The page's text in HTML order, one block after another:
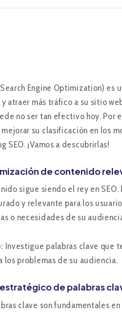
Engine Optimization)
atraer más tráfico a su sitio
no ser tan efectivo hoy. Por
su clasificación en los
SEO. ¡Vamos a descubrirlas!
de contenido
sigue siendo el rey en
y relevante para los
o necesidades de su
Investigue palabras clave que
los problemas de su audiencia.
estratégico de palabras
clave son fundamentales